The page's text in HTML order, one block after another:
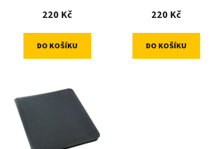
220 Kč
DO KOŠÍKU
220 Kč
DO KOŠÍKU